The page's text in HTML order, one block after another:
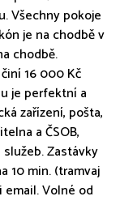
Všechny pokoje
je na chodbě v
chodbě.
16 000 Kč
je perfektní a
zařízení, pošta,
a ČSOB,
Zastávky
10 min. (tramvaj
email. Volné od